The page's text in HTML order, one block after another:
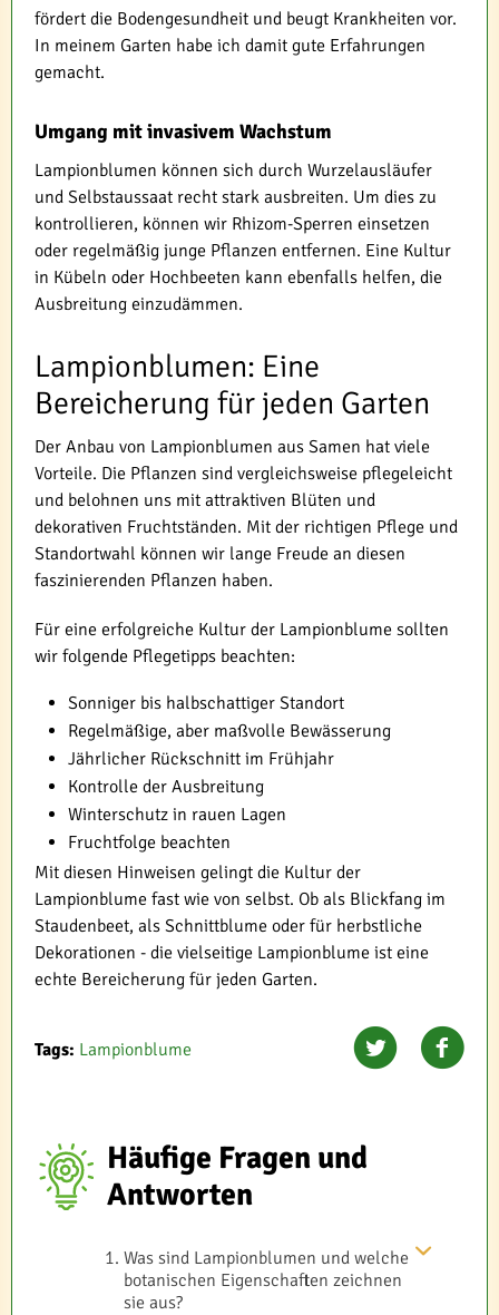
fördert die Bodengesundheit und beugt Krankheiten vor.
In meinem Garten habe ich damit gute Erfahrungen
gemacht.
Umgang mit invasivem Wachstum
Lampionblumen können sich durch Wurzelausläufer
und Selbstaussaat recht stark ausbreiten. Um dies zu
kontrollieren, können wir Rhizom-Sperren einsetzen
oder regelmäßig junge Pflanzen entfernen. Eine Kultur
in Kübeln oder Hochbeeten kann ebenfalls helfen, die
Ausbreitung einzudämmen.
Lampionblumen: Eine
Bereicherung für jeden Garten
Der Anbau von Lampionblumen aus Samen hat viele
Vorteile. Die Pflanzen sind vergleichsweise pflegeleicht
und belohnen uns mit attraktiven Blüten und
dekorativen Fruchtständen. Mit der richtigen Pflege und
Standortwahl können wir lange Freude an diesen
faszinierenden Pflanzen haben.
Für eine erfolgreiche Kultur der Lampionblume sollten
wir folgende Pflegetipps beachten:
Sonniger bis halbschattiger Standort
Regelmäßige, aber maßvolle Bewässerung
Jährlicher Rückschnitt im Frühjahr
Kontrolle der Ausbreitung
Winterschutz in rauen Lagen
Fruchtfolge beachten
Mit diesen Hinweisen gelingt die Kultur der
Lampionblume fast wie von selbst. Ob als Blickfang im
Staudenbeet, als Schnittblume oder für herbstliche
Dekorationen - die vielseitige Lampionblume ist eine
echte Bereicherung für jeden Garten.
Tags: Lampionblume
Häufige Fragen und
Antworten
Was sind Lampionblumen und welche
botanischen Eigenschaften zeichnen
sie aus?